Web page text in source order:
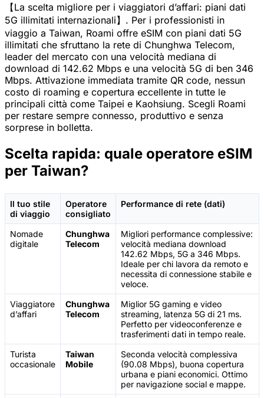
【La scelta migliore per i viaggiatori d’affari: piani dati
5G illimitati internazionali】. Per i professionisti in
viaggio a Taiwan, Roami offre eSIM con piani dati 5G
illimitati che sfruttano la rete di Chunghwa Telecom,
leader del mercato con una velocità mediana di
download di 142.62 Mbps e una velocità 5G di ben 346
Mbps. Attivazione immediata tramite QR code, nessun
costo di roaming e copertura eccellente in tutte le
principali città come Taipei e Kaohsiung. Scegli Roami
per restare sempre connesso, produttivo e senza
sorprese in bolletta.
Scelta rapida: quale operatore eSIM
per Taiwan?
Il tuo stile
di viaggio
Operatore
consigliato
Performance di rete (dati)
Nomade
digitale
Chunghwa
Telecom
Migliori performance complessive:
velocità mediana download
142.62 Mbps, 5G a 346 Mbps.
Ideale per chi lavora da remoto e
necessita di connessione stabile e
veloce.
Viaggiatore
d’affari
Chunghwa
Telecom
Miglior 5G gaming e video
streaming, latenza 5G di 21 ms.
Perfetto per videoconferenze e
trasferimenti dati in tempo reale.
Turista
occasionale
Taiwan
Mobile
Seconda velocità complessiva
(90.08 Mbps), buona copertura
urbana e piani economici. Ottimo
per navigazione social e mappe.